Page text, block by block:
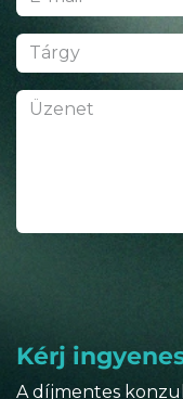
Kérj
A díjmentes